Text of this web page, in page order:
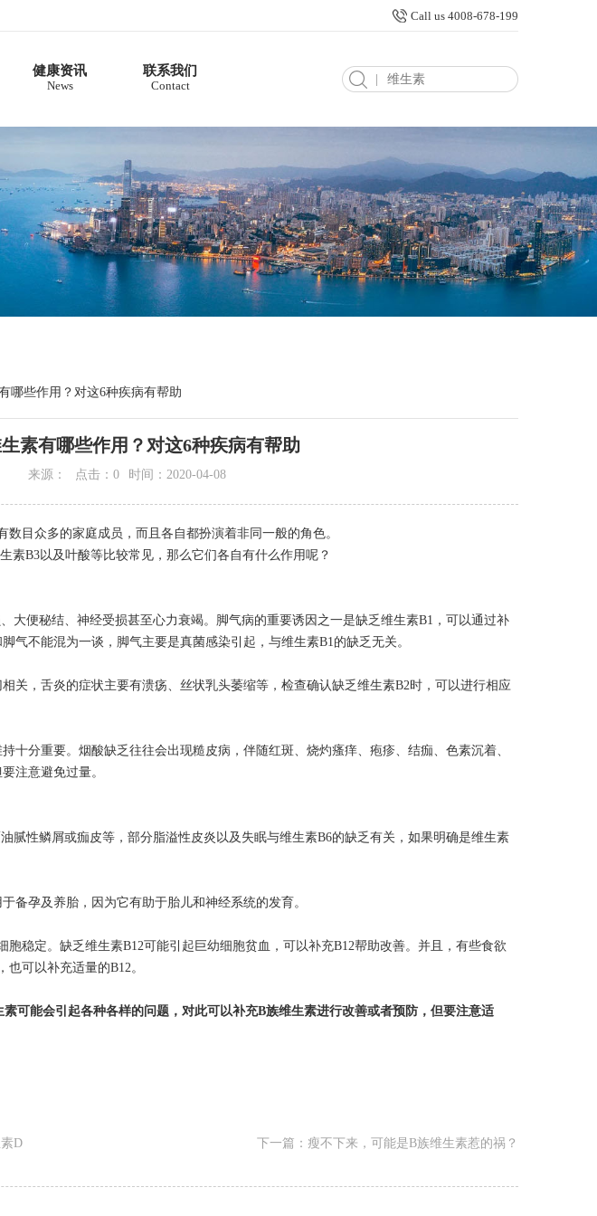
Call us 4008-678-199
健康资讯
News
联系我们
Contact
哪些作用？对这6种疾病有帮助
素有哪些作用？对这6种疾病有帮助
来源： 点击：0 时间：2020-04-08
目众多的家庭成员，而且各自都扮演着非同一般的角色。
B3以及叶酸等比较常见，那么它们各自有什么作用呢？
便秘结、神经受损甚至心力衰竭。脚气病的重要诱因之一是缺乏维生素B1，可以通过补
气不能混为一谈，脚气主要是真菌感染引起，与维生素B1的缺乏无关。
，舌炎的症状主要有溃疡、丝状乳头萎缩等，检查确认缺乏维生素B2时，可以进行相应
分重要。烟酸缺乏往往会出现糙皮病，伴随红斑、烧灼瘙痒、疱疹、结痂、色素沉着、
注意避免过量。
性鳞屑或痂皮等，部分脂溢性皮炎以及失眠与维生素B6的缺乏有关，如果明确是维生素
孕及养胎，因为它有助于胎儿和神经系统的发育。
稳定。缺乏维生素B12可能引起巨幼细胞贫血，可以补充B12帮助改善。并且，有些食欲
可以补充适量的B12。
能会引起各种各样的问题，对此可以补充B族维生素进行改善或者预防，但要注意适
D 下一篇： 瘦不下来，可能是B族维生素惹的祸？